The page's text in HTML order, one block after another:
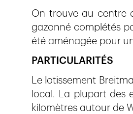
On trouve au centre
gazonné complétés
été aménagée pour
PARTICULARITÉS
Le lotissement
local. La plupart des
kilomètres autour de